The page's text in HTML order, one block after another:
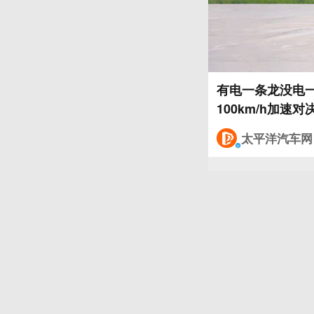
有电一条龙没电
太平洋汽车网